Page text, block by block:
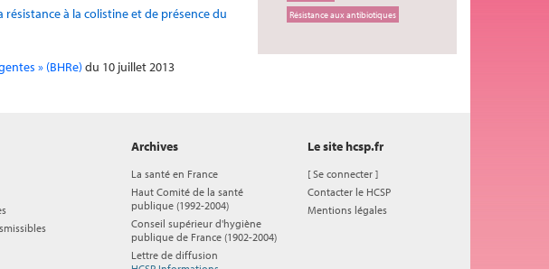
Résistance aux antibiotiques
à la colistine et de présence du
» (BHRe) du 10 juillet 2013
Archives
La santé en France
Haut Comité de la santé
publique (1992-2004)
Conseil supérieur d'hygiène
publique de France (1902-2004)
Lettre de diffusion
Le site hcsp.fr
[Se connecter ]
Contacter le HCSP
Mentions légales